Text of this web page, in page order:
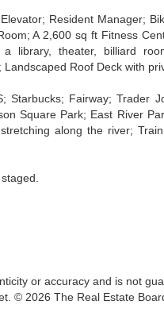
Resident Manager;
A 2,600 sq ft Fitness
library, theater, billiard
Roof Deck with
Starbucks; Fairway; Trader
Square Park; East River
along the river;
or accuracy and is not
© 2026 The Real Estate